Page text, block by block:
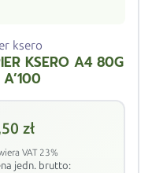
ksero
KSERO A4 80G
zł
VAT 23%
jedn. brutto: